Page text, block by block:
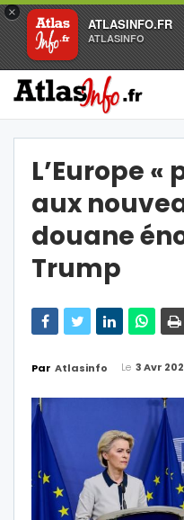
×
ATLASINFO.FR
ATLASINFO
L’Europe
aux
douane
Trump
Par Atlasinfo Le 3 Avr